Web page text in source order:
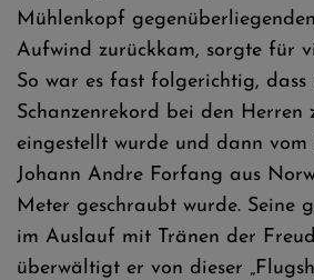
Mühlenkopf
Aufwind zurückkam, sorgte für
So war es fast folgerichtig, dass
Schanzenrekord bei den Herren
eingestellt wurde und dann vom
Johann Andre Forfang aus
Meter geschraubt wurde. Seine
im Auslauf mit Tränen der
überwältigt er von dieser